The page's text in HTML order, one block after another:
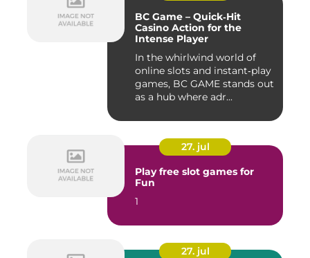
BC Game – Quick‑Hit
Casino Action for the
Intense Player
In the whirlwind world of
online slots and instant‑play
games, BC GAME stands out
as a hub where adr...
27. jul
Play free slot games for
Fun
1
27. jul